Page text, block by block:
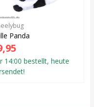
Panda
14:00 bestellt, heute